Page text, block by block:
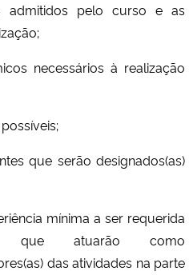
pelo curso e as
necessários à realização
que serão designados(as)
mínima a ser requerida
que atuarão como
das atividades na parte